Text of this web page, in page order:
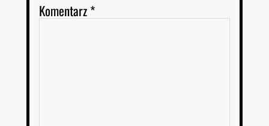
Komentarz*